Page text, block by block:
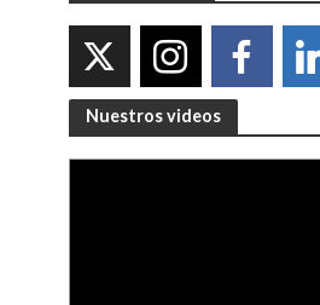
Nuestros videos